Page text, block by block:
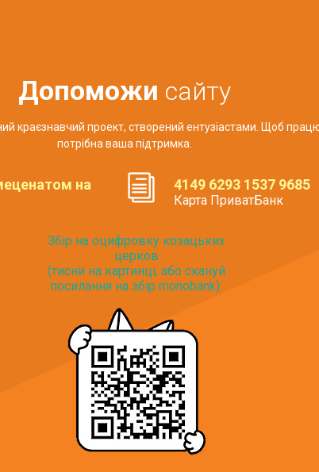
Допоможи сайту
краєзнавчий проект, створений ентузіастами. Щоб
потрібна ваша підтримка.
на
4149 6293 1537 9685
Карта ПриватБанк
Збір на оцифровку козацьких
церков
(тисни на картинці, або скануй
посилання на збір monobank):